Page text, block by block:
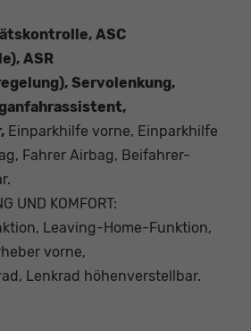
ASC
ASR
Servolenkung,
Einparkhilfe vorne, Einparkhilfe
Fahrer Airbag, Beifahrer-
UND KOMFORT:
Leaving-Home-Funktion,
vorne,
Lenkrad höhenverstellbar.